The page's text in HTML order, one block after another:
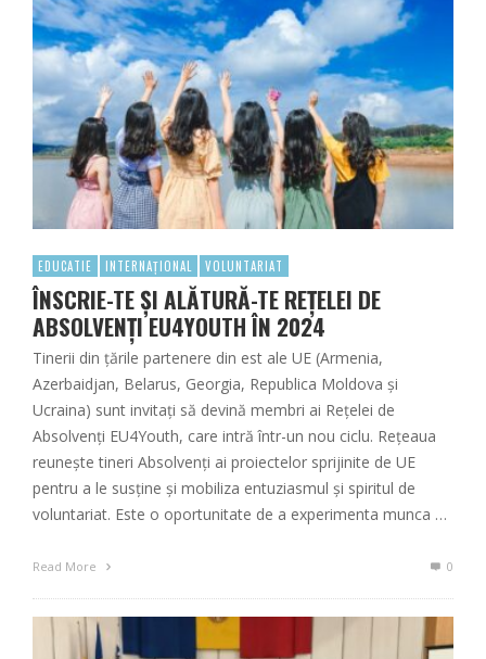
EDUCATIE INTERNAȚIONAL VOLUNTARIAT
ÎNSCRIE-TE ȘI ALĂTURĂ-TE REȚELEI DE
ABSOLVENȚI EU4YOUTH ÎN 2024
Tinerii din țările partenere din est ale UE (Armenia,
Azerbaidjan, Belarus, Georgia, Republica Moldova și
Ucraina) sunt invitați să devină membri ai Rețelei de
Absolvenți EU4Youth, care intră într-un nou ciclu. Rețeaua
reunește tineri Absolvenți ai proiectelor sprijinite de UE
pentru a le susține și mobiliza entuziasmul și spiritul de
voluntariat. Este o oportunitate de a experimenta munca …
Read More 0